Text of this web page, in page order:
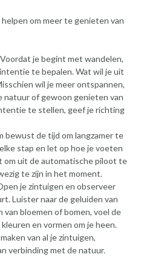
om meer te genieten van
je begint met wandelen,
te bepalen. Wat wil je uit
wil je meer ontspannen,
natuur of gewoon genieten van
te stellen, geef je richting
bewust de tijd om langzamer te
stap en let op hoe je voeten
om uit de automatische piloot te
te zijn in het moment.
je zintuigen en observeer
Luister naar de geluiden van
van bloemen of bomen, voel de
en vormen om je heen.
van al je zintuigen,
verbinding met de natuur.